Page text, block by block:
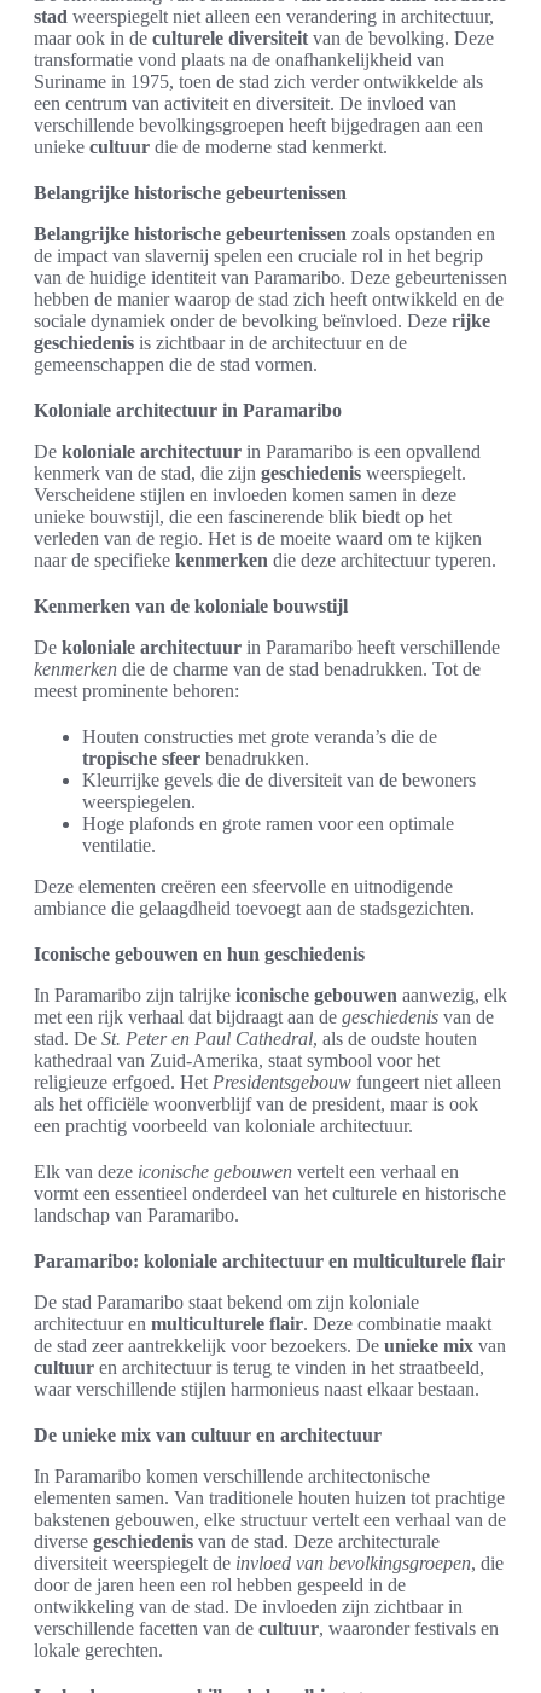
stad weerspiegelt niet alleen een verandering in architectuur,
maar ook in de culturele diversiteit van de bevolking. Deze
transformatie vond plaats na de onafhankelijkheid van
Suriname in 1975, toen de stad zich verder ontwikkelde als
een centrum van activiteit en diversiteit. De invloed van
verschillende bevolkingsgroepen heeft bijgedragen aan een
unieke cultuur die de moderne stad kenmerkt.
Belangrijke historische gebeurtenissen
Belangrijke historische gebeurtenissen zoals opstanden en
de impact van slavernij spelen een cruciale rol in het begrip
van de huidige identiteit van Paramaribo. Deze gebeurtenissen
hebben de manier waarop de stad zich heeft ontwikkeld en de
sociale dynamiek onder de bevolking beïnvloed. Deze rijke
geschiedenis is zichtbaar in de architectuur en de
gemeenschappen die de stad vormen.
Koloniale architectuur in Paramaribo
De koloniale architectuur in Paramaribo is een opvallend
kenmerk van de stad, die zijn geschiedenis weerspiegelt.
Verscheidene stijlen en invloeden komen samen in deze
unieke bouwstijl, die een fascinerende blik biedt op het
verleden van de regio. Het is de moeite waard om te kijken
naar de specifieke kenmerken die deze architectuur typeren.
Kenmerken van de koloniale bouwstijl
De koloniale architectuur in Paramaribo heeft verschillende
kenmerken die de charme van de stad benadrukken. Tot de
meest prominente behoren:
Houten constructies met grote veranda’s die de
tropische sfeer benadrukken.
Kleurrijke gevels die de diversiteit van de bewoners
weerspiegelen.
Hoge plafonds en grote ramen voor een optimale
ventilatie.
Deze elementen creëren een sfeervolle en uitnodigende
ambiance die gelaagdheid toevoegt aan de stadsgezichten.
Iconische gebouwen en hun geschiedenis
In Paramaribo zijn talrijke iconische gebouwen aanwezig, elk
met een rijk verhaal dat bijdraagt aan de geschiedenis van de
stad. De St. Peter en Paul Cathedral, als de oudste houten
kathedraal van Zuid-Amerika, staat symbool voor het
religieuze erfgoed. Het Presidentsgebouw fungeert niet alleen
als het officiële woonverblijf van de president, maar is ook
een prachtig voorbeeld van koloniale architectuur.
Elk van deze iconische gebouwen vertelt een verhaal en
vormt een essentieel onderdeel van het culturele en historische
landschap van Paramaribo.
Paramaribo: koloniale architectuur en multiculturele flair
De stad Paramaribo staat bekend om zijn koloniale
architectuur en multiculturele flair. Deze combinatie maakt
de stad zeer aantrekkelijk voor bezoekers. De unieke mix van
cultuur en architectuur is terug te vinden in het straatbeeld,
waar verschillende stijlen harmonieus naast elkaar bestaan.
De unieke mix van cultuur en architectuur
In Paramaribo komen verschillende architectonische
elementen samen. Van traditionele houten huizen tot prachtige
bakstenen gebouwen, elke structuur vertelt een verhaal van de
diverse geschiedenis van de stad. Deze architecturale
diversiteit weerspiegelt de invloed van bevolkingsgroepen, die
door de jaren heen een rol hebben gespeeld in de
ontwikkeling van de stad. De invloeden zijn zichtbaar in
verschillende facetten van de cultuur, waaronder festivals en
lokale gerechten.